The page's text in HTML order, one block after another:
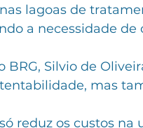
lagoas de
a necessidade de
Silvio de
mas
reduz os custos